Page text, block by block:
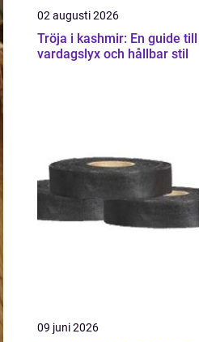
02 augusti 2026
Tröja i kashmir: En guide till
vardagslyx och hållbar stil
09 juni 2026